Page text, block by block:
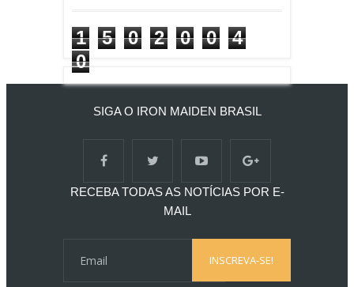
1 5 0 2 0 0
4
0
SIGA O IRON MAIDEN BRASIL
RECEBA TODAS AS NOTÍCIAS POR E-
MAIL